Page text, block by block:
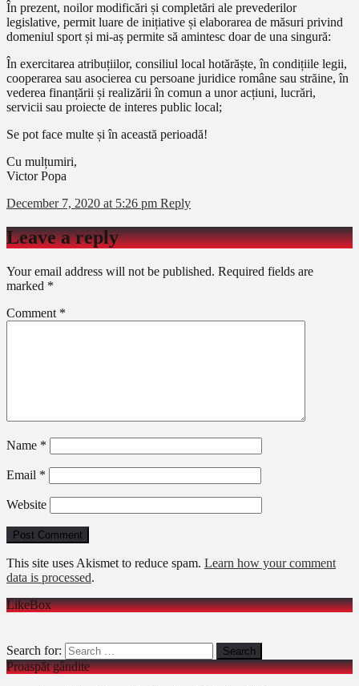
În prezent, noilor modificări și completări ale prevederilor
legislative, permit luare de inițiative și elaborarea de măsuri privind
domeniul sport și mi-aș permite să amintesc doar de una singură:
În exercitarea atribuțiilor, consiliul local hotărăște, în condițiile legii,
cooperarea sau asocierea cu persoane juridice române sau străine, în
vederea finanțării și realizării în comun a unor acțiuni, lucrări,
servicii sau proiecte de interes public local;
Se pot face multe și în această perioadă!
Cu mulțumiri,
Victor Popa
December 7, 2020 at 5:26 pm Reply
Leave a reply
Your email address will not be published. Required fields are
marked *
Comment *
Name *
Email *
Website
This site uses Akismet to reduce spam. Learn how your comment
data is processed.
LikeBox
Search for:
Proaspăt gândite